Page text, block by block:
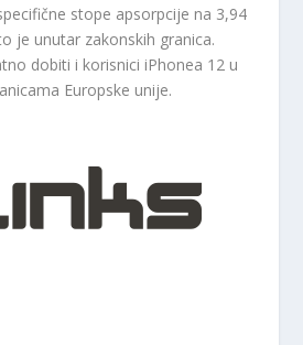
stope apsorpcije na 3,94
je unutar zakonskih granica.
dobiti i korisnici iPhonea 12 u
Europske unije.